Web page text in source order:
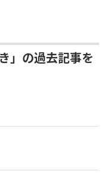
」の過去記事を